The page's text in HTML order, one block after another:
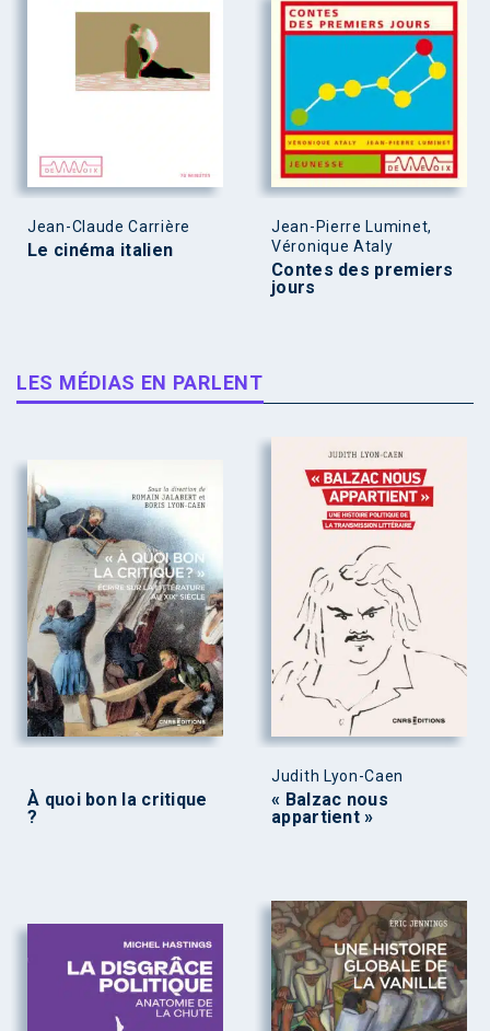
Jean-Claude Carrière
Le cinéma italien
Jean-Pierre Luminet,
Véronique Ataly
Contes des premiers
jours
LES MÉDIAS EN PARLENT
À quoi bon la critique
?
Judith Lyon-Caen
« Balzac nous
appartient »